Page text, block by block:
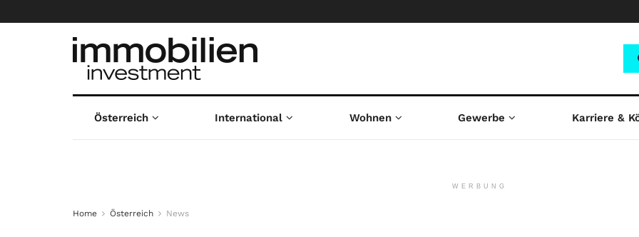
Österreich International Wohnen Gewerbe Karriere &
WERBUNG
Home Österreich News